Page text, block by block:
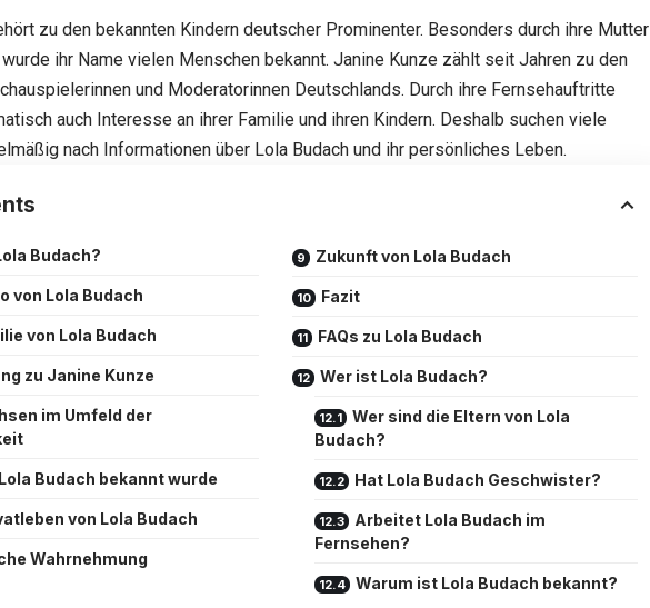
zu den bekannten Kindern deutscher Prominenter. Besonders durch ihre Mutter
wurde ihr Name vielen Menschen bekannt. Janine Kunze zählt seit Jahren zu den
und Moderatorinnen Deutschlands. Durch ihre Fernsehauftritte
auch Interesse an ihrer Familie und ihren Kindern. Deshalb suchen viele
nach Informationen über Lola Budach und ihr persönliches Leben.
Budach?
von Lola Budach
von Lola Budach
zu Janine Kunze
im Umfeld der
Budach bekannt wurde
von Lola Budach
Wahrnehmung
Zukunft von Lola Budach
Fazit
FAQs zu Lola Budach
Wer ist Lola Budach?
Wer sind die Eltern von Lola
Budach?
Hat Lola Budach Geschwister?
Arbeitet Lola Budach im
Fernsehen?
Warum ist Lola Budach bekannt?